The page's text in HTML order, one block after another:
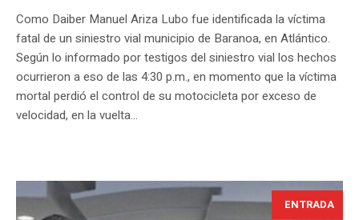
Como Daiber Manuel Ariza Lubo fue identificada la víctima
fatal de un siniestro vial municipio de Baranoa, en Atlántico.
Según lo informado por testigos del siniestro vial los hechos
ocurrieron a eso de las 4:30 p.m., en momento que la víctima
mortal perdió el control de su motocicleta por exceso de
velocidad, en la vuelta...
ENTRADA